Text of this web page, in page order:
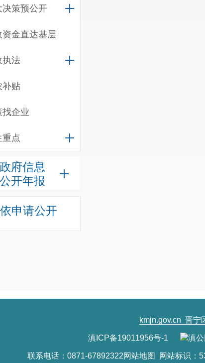
决策预公开
资金直达基层
执法
补贴
找企业
重点
政府信息
公开年报
依申请公开
kmjn.gov.cn 晋宁
滇ICP备19011956号-1 滇
联系电话：0871-67892322网站地图 网站标识：